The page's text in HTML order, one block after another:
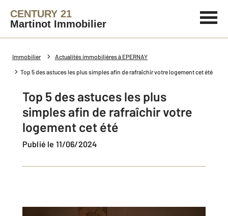
CENTURY 21
Martinot Immobilier
Immobilier Actualités immobilières à EPERNAY
Top 5 des astuces les plus simples afin de rafraîchir votre logement cet été
Top 5 des astuces les plus
simples afin de rafraîchir votre
logement cet été
Publié le 11/06/2024